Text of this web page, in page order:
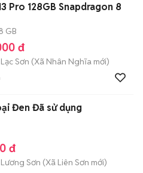
Pro 128GB Snapdragon 8
GB
đ
Sơn (Xã Nhân Nghĩa mới)
Đen Đã sử dụng
đ
Sơn (Xã Liên Sơn mới)